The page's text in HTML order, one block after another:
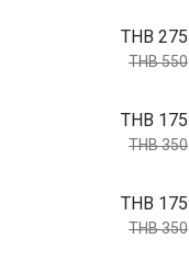
THB 275
THB 550
THB 175
THB 350
THB 175
THB 350